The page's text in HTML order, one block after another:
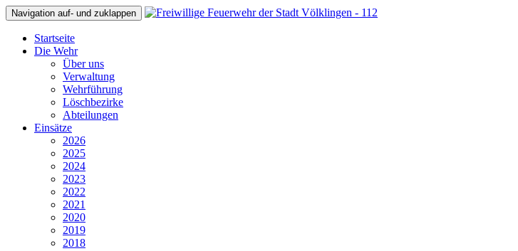
Navigation auf- und zuklappen
Startseite
Die Wehr
Über uns
Verwaltung
Wehrführung
Löschbezirke
Abteilungen
Einsätze
2026
2025
2024
2023
2022
2021
2020
2019
2018